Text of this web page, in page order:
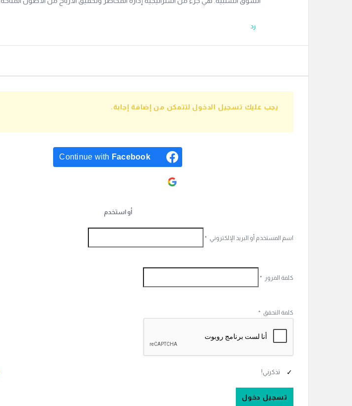
رد
يجب عليك تسجيل الدخول لتتمكن من إضافة إجابة.
Continue with Facebook
أو استخدم
اسم المستخدم أو البريد الإلكتروني *
كلمة المرور *
كلمة التحقق *
تذكرني!